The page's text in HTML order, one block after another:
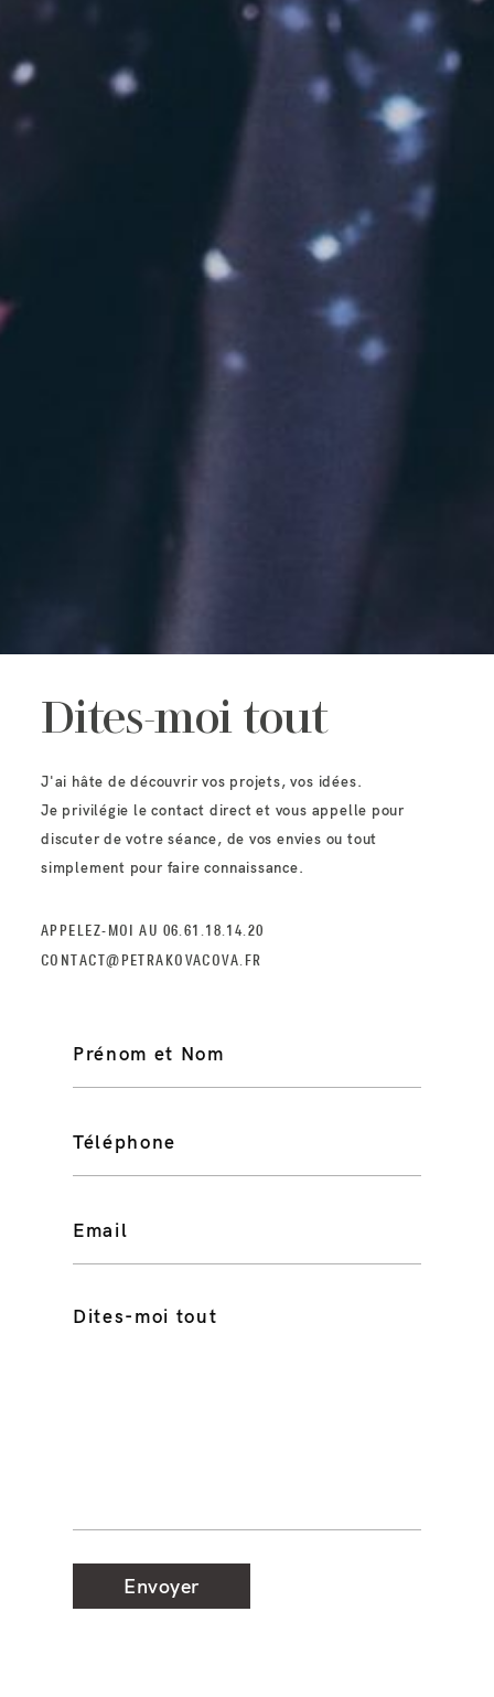
Dites-moi tout
J'ai hâte de découvrir vos projets, vos idées.
Je privilégie le contact direct et vous appelle pour
discuter de votre séance, de vos envies ou tout
simplement pour faire connaissance.
APPELEZ-MOI AU 06.61.18.14.20
CONTACT@PETRAKOVACOVA.FR